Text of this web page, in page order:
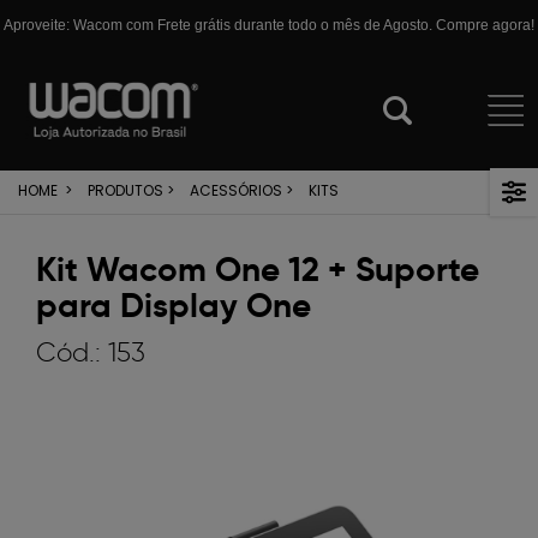
Aproveite: Wacom com Frete grátis durante todo o mês de Agosto. Compre agora!
HOME > PRODUTOS > ACESSÓRIOS > KITS
Kit Wacom One 12 + Suporte
para Display One
Cód.: 153